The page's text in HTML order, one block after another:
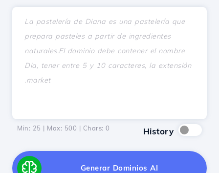
Min: 25 | Max: 500 | Chars: 0 History
Generar Dominios AI